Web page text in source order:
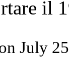
il
July